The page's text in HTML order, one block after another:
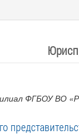
ФГБОУ ВО